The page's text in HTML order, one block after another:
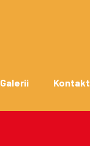
Galerii Kontakt